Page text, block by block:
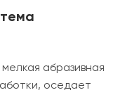
абразивная
оседает